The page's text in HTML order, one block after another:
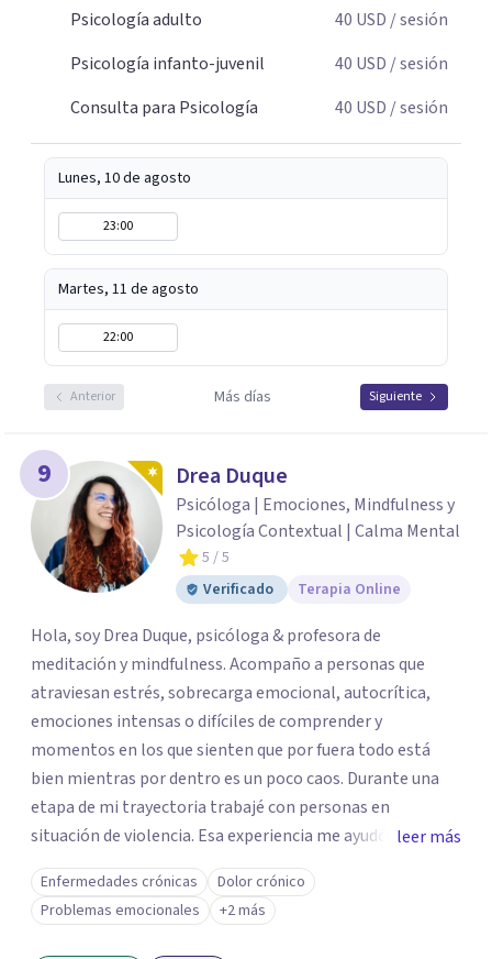
Psicología adulto
40 USD / sesión
Psicología infanto-juvenil
40 USD / sesión
Consulta para Psicología
40 USD / sesión
Lunes, 10 de agosto
23:00
Martes, 11 de agosto
22:00
Anterior Más días Siguiente
9 Drea Duque
Psicóloga | Emociones, Mindfulness y
Psicología Contextual | Calma Mental
5 / 5
Verificado
Terapia Online
Hola, soy Drea Duque, psicóloga & profesora de
meditación y mindfulness. Acompaño a personas que
atraviesan estrés, sobrecarga emocional, autocrítica,
emociones intensas o difíciles de comprender y
momentos en los que sienten que por fuera todo está
bien mientras por dentro es un poco caos. Durante una
etapa de mi trayectoria trabajé con personas en
situación de violencia. Esa experiencia me ayudó a
comprender de cerca cómo el miedo, la culpa, la pérdida
de autonomía, la hipervigilancia y otras respuestas
vinculadas a este tipo de experiencias pueden afectar la
relación de una persona consigo misma, con su cuerpo y
leer más
Enfermedades crónicas
Dolor crónico
Problemas emocionales
+2 más